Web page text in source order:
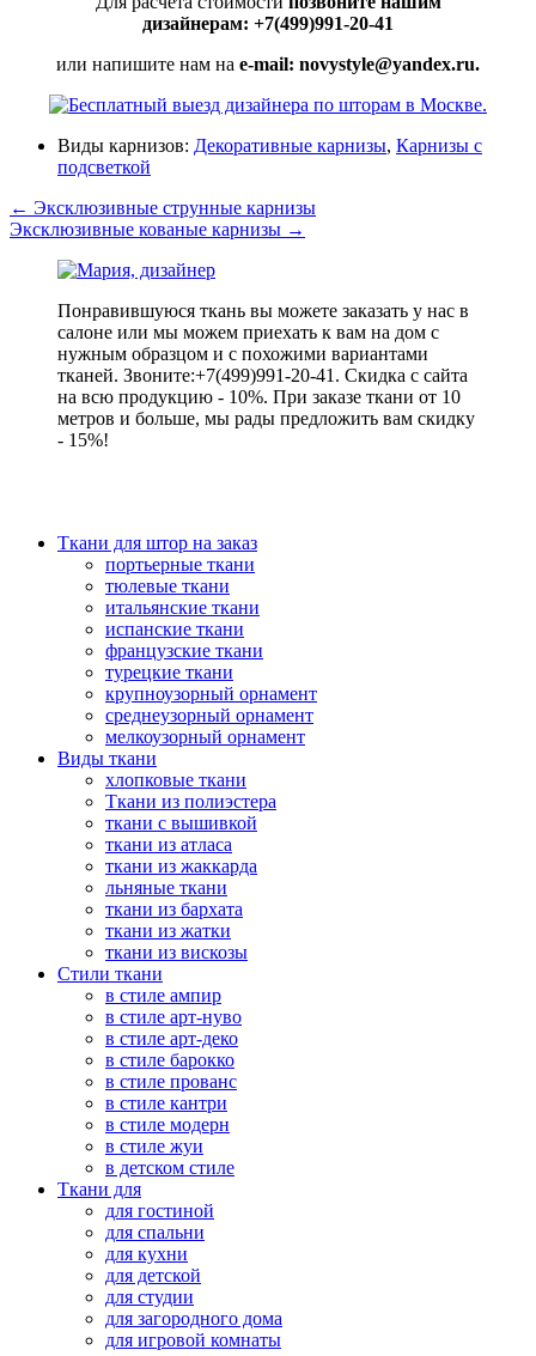
дизайнерам: +7(499)991-20-41
или напишите нам на e-mail: novystyle@yandex.ru.
Виды карнизов: Декоративные карнизы, Карнизы с
подсветкой
← Эксклюзивные струнные карнизы
Эксклюзивные кованые карнизы →
Понравившуюся ткань вы можете заказать у нас в
салоне или мы можем приехать к вам на дом с
нужным образцом и с похожими вариантами
тканей. Звоните:+7(499)991-20-41. Скидка с сайта
на всю продукцию - 10%. При заказе ткани от 10
метров и больше, мы рады предложить вам скидку
- 15%!
Ткани для штор на заказ
портьерные ткани
тюлевые ткани
итальянские ткани
испанские ткани
французские ткани
турецкие ткани
крупноузорный орнамент
среднеузорный орнамент
мелкоузорный орнамент
Виды ткани
хлопковые ткани
Ткани из полиэстера
ткани с вышивкой
ткани из атласа
ткани из жаккарда
льняные ткани
ткани из бархата
ткани из жатки
ткани из вискозы
Стили ткани
в стиле ампир
в стиле арт-нуво
в стиле арт-деко
в стиле барокко
в стиле прованс
в стиле кантри
в стиле модерн
в стиле жуи
в детском стиле
Ткани для
для гостиной
для спальни
для кухни
для детской
для студии
для загородного дома
для игровой комнаты